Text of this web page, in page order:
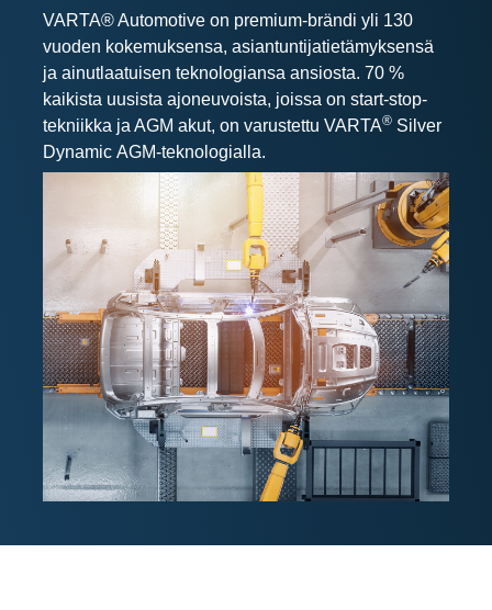
VARTA® Automotive on premium-brändi yli 130
vuoden kokemuksensa, asiantuntijatietämyksensä
ja ainutlaatuisen teknologiansa ansiosta. 70 %
kaikista uusista ajoneuvoista, joissa on start-stop-
tekniikka ja AGM akut, on varustettu VARTA® Silver
Dynamic AGM-teknologialla.